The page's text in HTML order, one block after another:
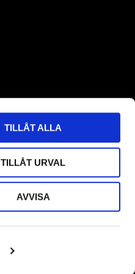
TILLÅT ALLA
TILLÅT URVAL
AVVISA